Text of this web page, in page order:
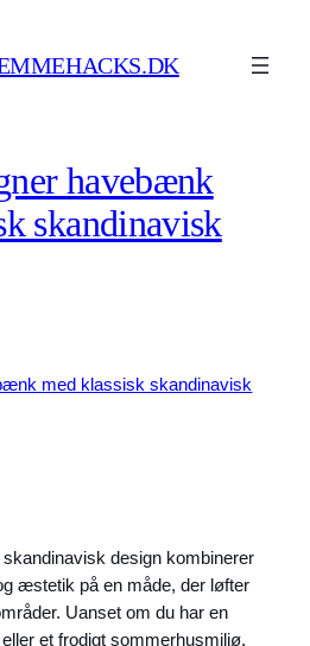
havebænk
skandinavisk
design kombinerer
æstetik på en måde, der løfter
Uanset om du har en
et frodigt sommerhusmiljø,